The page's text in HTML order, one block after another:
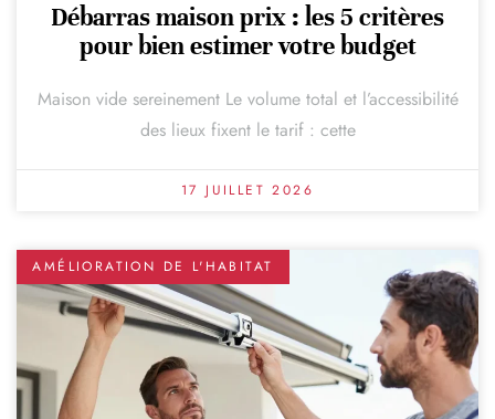
Débarras maison prix : les 5 critères
pour bien estimer votre budget
Maison vide sereinement Le volume total et l’accessibilité
des lieux fixent le tarif : cette
17 JUILLET 2026
AMÉLIORATION DE L'HABITAT